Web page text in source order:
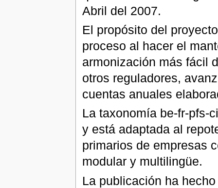
Abril del 2007.
El propósito del
proceso al hacer el
armonización más fácil
otros reguladores,
cuentas anuales
La taxonomía be-fr-pfs-
y está adaptada al
primarios de empresas
modular y multilingüe.
La publicación ha